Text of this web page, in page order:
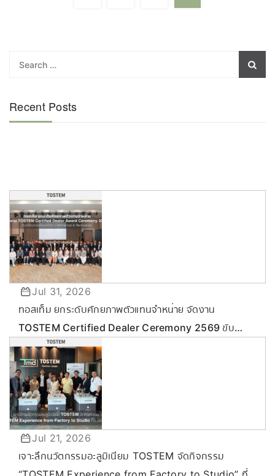
Recent Posts
Jul 31, 2026
ทอสเท็ม ยกระดับศักยภาพตัวแทนจำหน่าย จัดงาน
TOSTEM Certified Dealer Ceremony 2569 ขับ
เคลื่อนกลยุทธ์ลุยตลาด Commercial & Renovation
Jul 21, 2026
เจาะลึกนวัตกรรมอะลูมิเนียม TOSTEM จัดกิจกรรม